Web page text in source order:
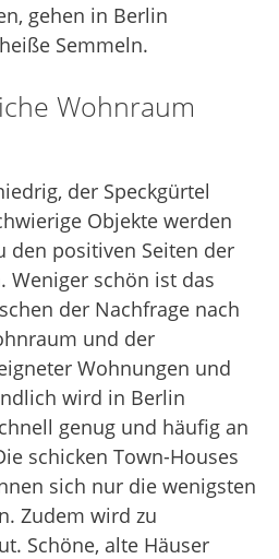
gehen in Berlin
Semmeln.
Wohnraum
der Speckgürtel
Objekte werden
den positiven Seiten der
Weniger schön ist das
der Nachfrage nach
und der
Wohnungen und
wird in Berlin
genug und häufig an
schicken Town-Houses
sich nur die wenigsten
Zudem wird zu
Schöne, alte Häuser